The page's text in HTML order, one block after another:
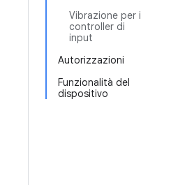
Vibrazione per i
controller di
input
Autorizzazioni
Funzionalità del
dispositivo